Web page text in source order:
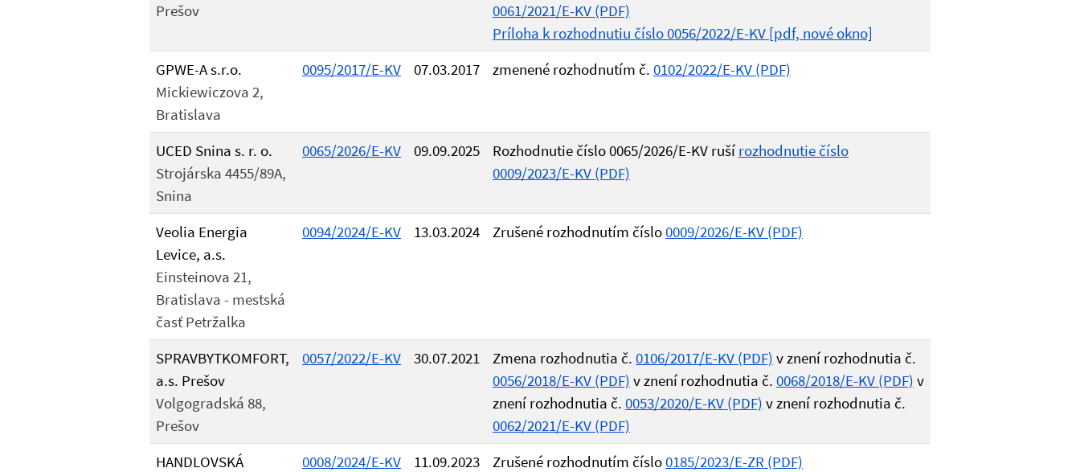
Prešov
0061/2021/E-KV (PDF)
Príloha k rozhodnutiu číslo 0056/2022/E-KV [pdf, nové okno]
GPWE-A s.r.o.
Mickiewiczova 2,
Bratislava
0095/2017/E-KV 07.03.2017 zmenené rozhodnutím č. 0102/2022/E-KV (PDF)
UCED Snina s. r. o.
Strojárska 4455/89A,
Snina
0065/2026/E-KV 09.09.2025 Rozhodnutie číslo 0065/2026/E-KV ruší rozhodnutie číslo
0009/2023/E-KV (PDF)
Veolia Energia
Levice, a.s.
Einsteinova 21,
Bratislava - mestská
časť Petržalka
0094/2024/E-KV 13.03.2024 Zrušené rozhodnutím číslo0009/2026/E-KV (PDF)
SPRAVBYTKOMFORT,
a.s. Prešov
Volgogradská 88,
Prešov
0057/2022/E-KV 30.07.2021 Zmena rozhodnutia č. 0106/2017/E-KV (PDF) v znení rozhodnutia č.
0056/2018/E-KV (PDF) v znení rozhodnutia č. 0068/2018/E-KV (PDF) v
znení rozhodnutia č. 0053/2020/E-KV (PDF) v znení rozhodnutia č.
0062/2021/E-KV (PDF)
HANDLOVSKÁ
0008/2024/E-KV 11.09.2023 Zrušené rozhodnutím číslo0185/2023/E-ZR (PDF)